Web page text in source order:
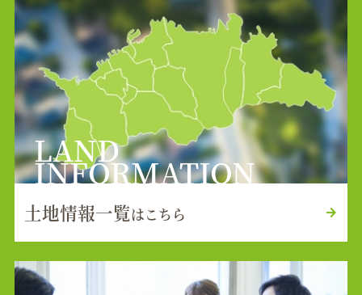
LAND
INFORMATION
土地情報一覧はこちら